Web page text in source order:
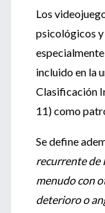
Los
psicológicos y
incluido en la
Clasificación
11) como
Se define
recurrente de
menudo con
deterioro o